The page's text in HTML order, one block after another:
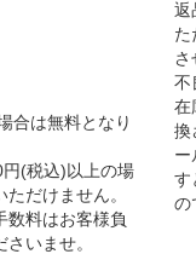
合は無料となり
(税込)以上の場
だけません。
料はお客様負
いませ。
返
た
さ
不
在
換
ー
す
の